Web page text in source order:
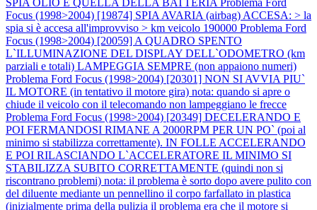
Focus (1998>2004) [19874] SPIA AVARIA (airbag) ACCESA: > la
spia si è accesa all'improvviso > km veicolo 190000 Problema Ford
Focus (1998>2004) [20059] A QUADRO SPENTO
L`ILLUMINAZIONE DEL DISPLAY DELL`ODOMETRO (km
parziali e totali) LAMPEGGIA SEMPRE (non appaiono numeri)
Problema Ford Focus (1998>2004) [20301] NON SI AVVIA PIU`
IL MOTORE (in tentativo il motore gira) nota: quando si apre o
chiude il veicolo con il telecomando non lampeggiano le frecce
Problema Ford Focus (1998>2004) [20349] DECELERANDO E
POI FERMANDOSI RIMANE A 2000RPM PER UN PO` (poi al
minimo si stabilizza correttamente). IN FOLLE ACCELERANDO
E POI RILASCIANDO L`ACCELERATORE IL MINIMO SI
STABILIZZA SUBITO CORRETTAMENTE (quindi non si
riscontrano problemi) nota: il problema è sorto dopo avere pulito con
del diluente mediante un pennellino il corpo farfallato in plastica
(inizialmente prima della pulizia il problema era che il motore si